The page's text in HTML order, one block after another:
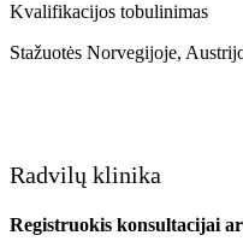
Kvalifikacijos tobulinimas
Stažuotės Norvegijoje,
Radvilų klinika
Registruokis konsultacijai